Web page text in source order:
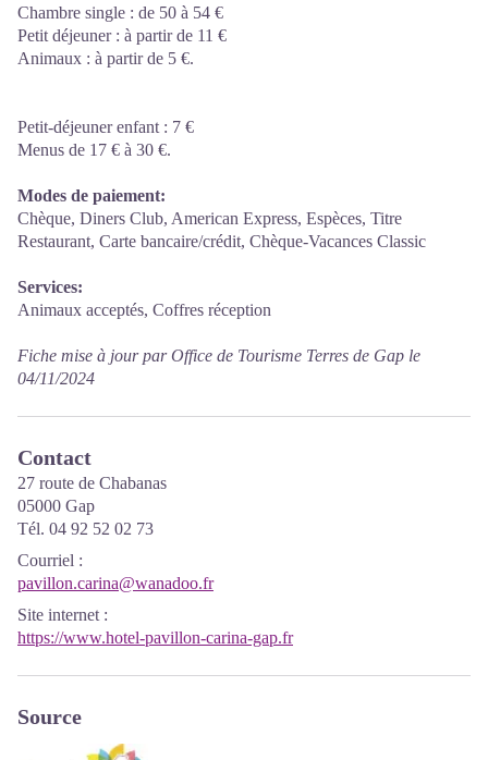
Chambre single : de 50 à 54 €
Petit déjeuner : à partir de 11 €
Animaux : à partir de 5 €.
Petit-déjeuner enfant : 7 €
Menus de 17 € à 30 €.
Modes de paiement:
Chèque, Diners Club, American Express, Espèces, Titre
Restaurant, Carte bancaire/crédit, Chèque-Vacances Classic
Services:
Animaux acceptés, Coffres réception
Fiche mise à jour par Office de Tourisme Terres de Gap le
04/11/2024
Contact
27 route de Chabanas
05000 Gap
Tél. 04 92 52 02 73
Courriel :
pavillon.carina@wanadoo.fr
Site internet :
https://www.hotel-pavillon-carina-gap.fr
Source